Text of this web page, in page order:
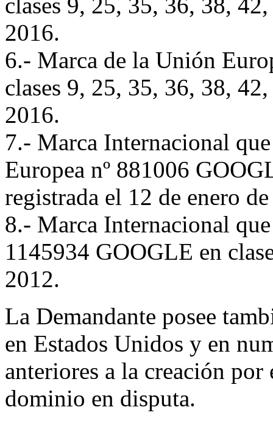
2016.
6.- Marca de la Unión
clases 9, 25, 35, 36, 38,
2016.
7.- Marca Internacional
Europea nº 881006
registrada el 12 de enero
8.- Marca Internacional
1145934 GOOGLE en
2012.
La Demandante posee
en Estados Unidos y en
anteriores a la creación
dominio en disputa.